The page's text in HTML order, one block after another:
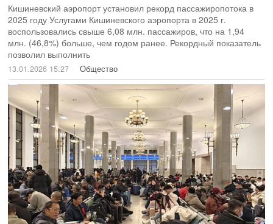
Кишиневский аэропорт установил рекорд пассажиропотока в
2025 году Услугами Кишиневского аэропорта в 2025 г.
воспользовались свыше 6,08 млн. пассажиров, что на 1,94
млн. (46,8%) больше, чем годом ранее. Рекордный показатель
позволил выполнить
13.01.2026 15:27 Общество